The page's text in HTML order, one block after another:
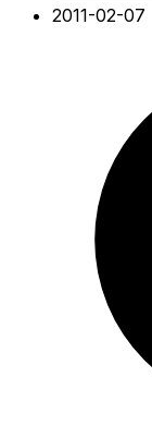
2011-02-07